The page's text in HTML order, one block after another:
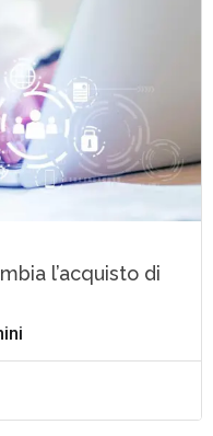
l’acquisto di